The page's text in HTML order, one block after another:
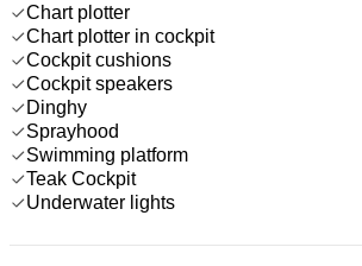
Chart plotter
Chart plotter in cockpit
Cockpit cushions
Cockpit speakers
Dinghy
Sprayhood
Swimming platform
Teak Cockpit
Underwater lights